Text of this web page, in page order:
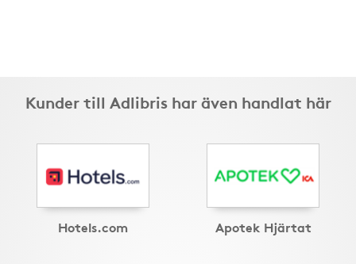
Kunder till Adlibris har även handlat här
Hotels.com Apotek Hjärtat